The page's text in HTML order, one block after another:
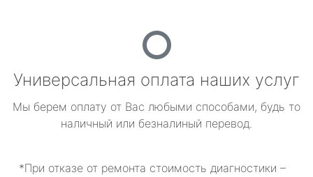
Универсальная оплата наших услуг
Мы берем оплату от Вас любыми способами, будь то
наличный или безналиный перевод.
*При отказе от ремонта стоимость диагностики –